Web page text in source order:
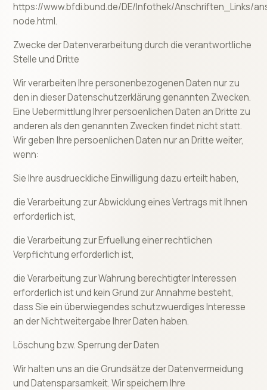
https://www.bfdi.bund.de/DE/Infothek/Anschriften_Links/
node.html.
Zwecke der Datenverarbeitung durch die verantwortliche
Stelle und Dritte
Wir verarbeiten Ihre personenbezogenen Daten nur zu
den in dieser Datenschutzerklärung genannten Zwecken.
Eine Uebermittlung Ihrer persoenlichen Daten an Dritte zu
anderen als den genannten Zwecken findet nicht statt.
Wir geben Ihre persoenlichen Daten nur an Dritte weiter,
wenn:
Sie Ihre ausdrueckliche Einwilligung dazu erteilt haben,
die Verarbeitung zur Abwicklung eines Vertrags mit Ihnen
erforderlich ist,
die Verarbeitung zur Erfuellung einer rechtlichen
Verpflichtung erforderlich ist,
die Verarbeitung zur Wahrung berechtigter Interessen
erforderlich ist und kein Grund zur Annahme besteht,
dass Sie ein überwiegendes schutzwuerdiges Interesse
an der Nichtweitergabe Ihrer Daten haben.
Löschung bzw. Sperrung der Daten
Wir halten uns an die Grundsätze der Datenvermeidung
und Datensparsamkeit. Wir speichern Ihre